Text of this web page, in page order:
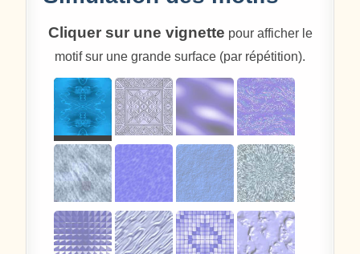
Cliquer sur une vignette pour afficher le
motif sur une grande surface (par répétition).